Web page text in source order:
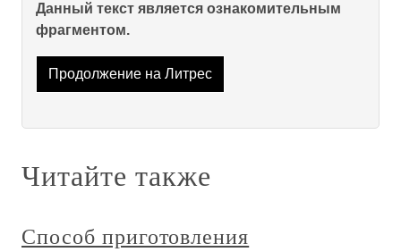
Данный текст является ознакомительным
фрагментом.
Продолжение на Литрес
Читайте также
Способ приготовления